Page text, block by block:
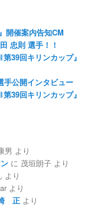
開催案内告知CM
忠則 選手！！
39回キリンカップ』
手公開インタビュー
39回キリンカップ』
男 より
に 茂垣朗子 より
より
より
正 より